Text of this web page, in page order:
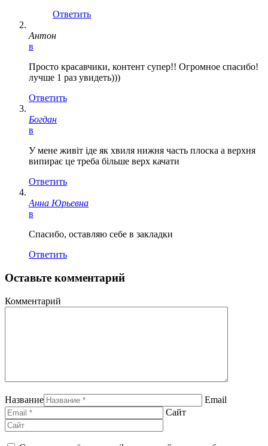
Ответить
Антон
в
Просто красавчики, контент супер!! Огромное спасибо!
лучше 1 раз увидеть)))
Ответить
Богдан
в
У мене живіт іде як хвиля нижня часть плоска а верхня
випирає це треба більше верх качати
Ответить
Анна Юрьевна
в
Спасибо, оставляю себе в закладки
Ответить
Оставьте комментарий
Комментарий
Название
Email
Сайт